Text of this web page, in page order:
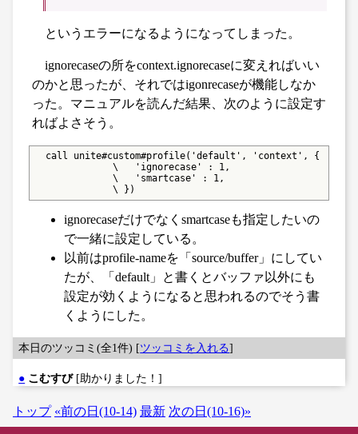
というエラーになるようになってしまった。
ignorecaseの所をcontext.ignorecaseに変えればいい
のかと思ったが、それではigonrecaseが機能しなか
った。マニュアルを読んだ結果、次のように設定す
ればよさそう。
  call unite#custom#profile('default', 'context', {
              \   'ignorecase' : 1,
              \   'smartcase' : 1,
              \ })
ignorecaseだけでなくsmartcaseも指定したいの
で一緒に設定している。
以前はprofile-nameを「source/buffer」にしてい
たが、「default」と書くとバッファ以外にも
設定が効くようになると思われるのでそう書
くようにした。
本日のツッコミ(全1件) [ツッコミを入れる]
● こむすび[助かりました！]
トップ «前の日(10-14) 最新 次の日(10-16)»